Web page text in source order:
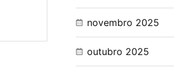
novembro 2025
outubro 2025